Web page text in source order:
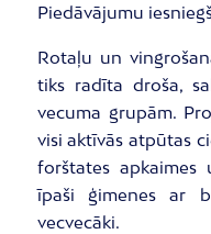
Piedāvājumu
Rotaļu un
tiks radīta droša,
vecuma grupām.
visi aktīvās atpūtas
forštates apkaimes
īpaši ģimenes ar
vecvecāki.